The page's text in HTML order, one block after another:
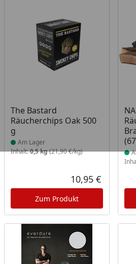
The Bastard
Räucherchips Oak 500
g
Produkt am Lager
Am Lager
Inhalt:0,5 kg(21,90 €/kg)
Aktueller
10,95 €
Zum Produkt